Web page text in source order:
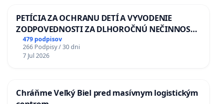
PETÍCIA ZA OCHRANU DETÍ A VYVODENIE
ZODPOVEDNOSTI ZA DLHOROČNÚ NEČINNOSŤ
A ZLYHANIE ŠTÁTU
479 podpisov
266 Podpisy / 30 dni
7 Jul 2026
Chráňme Veľký Biel pred masívnym logistickým